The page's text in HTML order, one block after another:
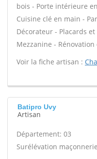
bois - Porte intérieure
Cuisine clé en main -
Décorateur - Placards
Mezzanine -
Voir la fiche artisan :
Batipro Uvy
Artisan
Département: 03
Surélévation